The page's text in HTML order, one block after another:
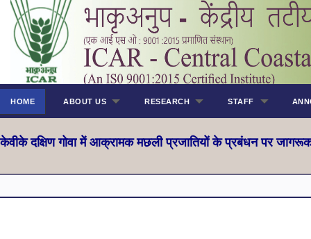
HOME ABOUT US RESEARCH STAFF
केवीके दक्षिण गोवा में आक्रामक मछली प्रजातियों के प्रबंधन पर